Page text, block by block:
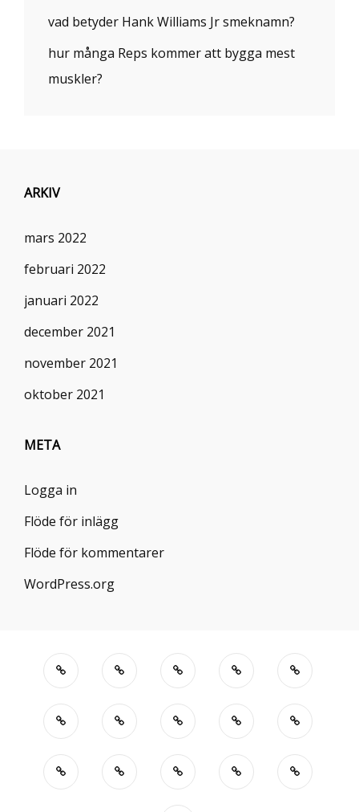
vad betyder Hank Williams Jr smeknamn?
hur många Reps kommer att bygga mest
muskler?
ARKIV
mars 2022
februari 2022
januari 2022
december 2021
november 2021
oktober 2021
META
Logga in
Flöde för inlägg
Flöde för kommentarer
WordPress.org